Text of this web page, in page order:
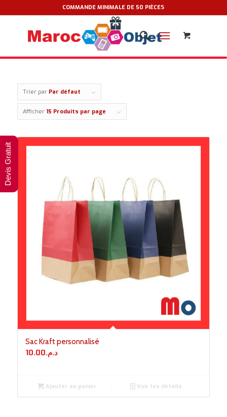
COMMANDE MINIMALE DE 50 PIÈCES
Trier par Par défaut
Afficher 15 Produits par page
Sac Kraft personnalisé
د.م.10.00
Ajouter au panier Voir les détails
Devis Gratuit